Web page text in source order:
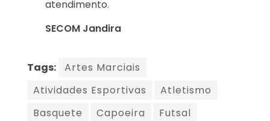
atendimento.
SECOM Jandira
Tags:
Artes Marciais
Atividades Esportivas
Atletismo
Basquete
Capoeira
Futsal